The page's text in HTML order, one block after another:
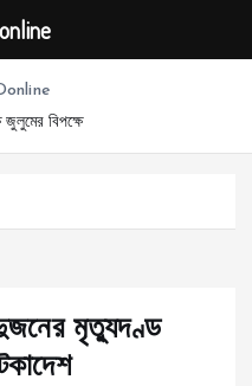
বিপক্ষে
মৃত্যুদণ্ড